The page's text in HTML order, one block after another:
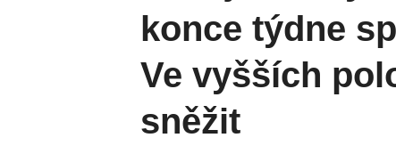
konce týdne
Ve vyšších
sněžit